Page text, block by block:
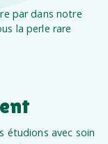
par dans notre
la perle rare
étudions avec soin